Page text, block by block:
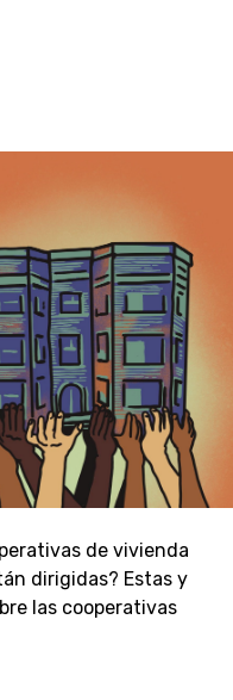
de vivienda
dirigidas? Estas y
las cooperativas